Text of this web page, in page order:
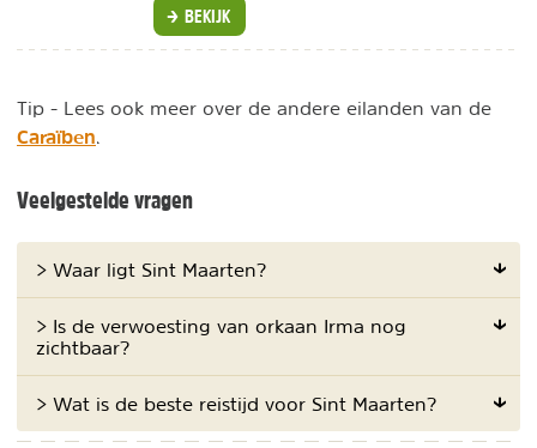
BEKIJK
Tip - Lees ook meer over de andere eilanden van de
Caraïben.
Veelgestelde vragen
> Waar ligt Sint Maarten?
> Is de verwoesting van orkaan Irma nog
zichtbaar?
> Wat is de beste reistijd voor Sint Maarten?